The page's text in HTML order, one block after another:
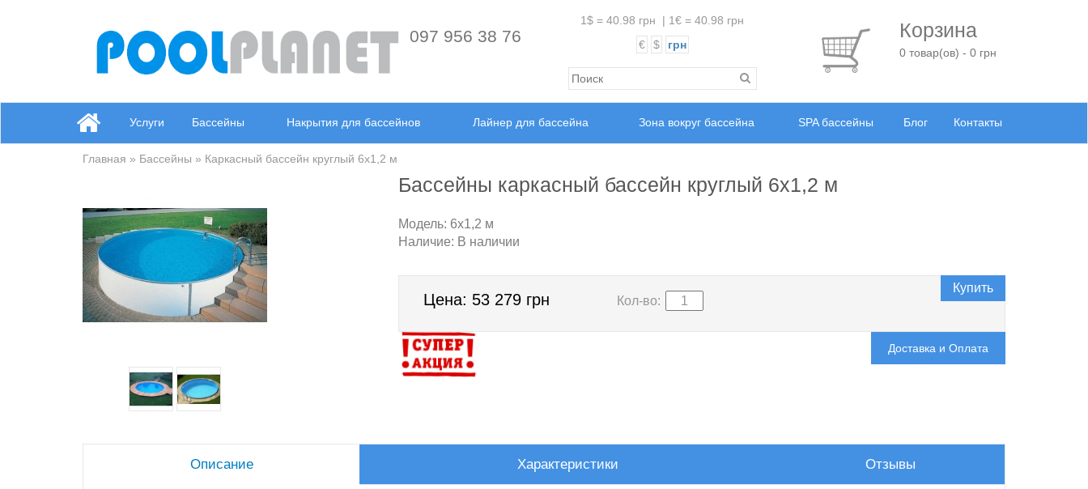
097 956 38 76
1$ = 40.98 грн | 1€ = 40.98 грн
€
$ грн
Корзина
0 товар(ов) - 0 грн
Услуги Бассейны Накрытия для бассейнов Лайнер для бассейна Зона вокруг бассейна SPA бассейны Блог Контакты
Главная » Бассейны » Каркасный бассейн круглый 6х1,2 м
Бассейны каркасный бассейн круглый 6х1,2 м
Модель: 6х1,2 м
Наличие: В наличии
Цена: 53 279 грн Кол-во:
Купить
Доставка и Оплата
Описание Характеристики Отзывы